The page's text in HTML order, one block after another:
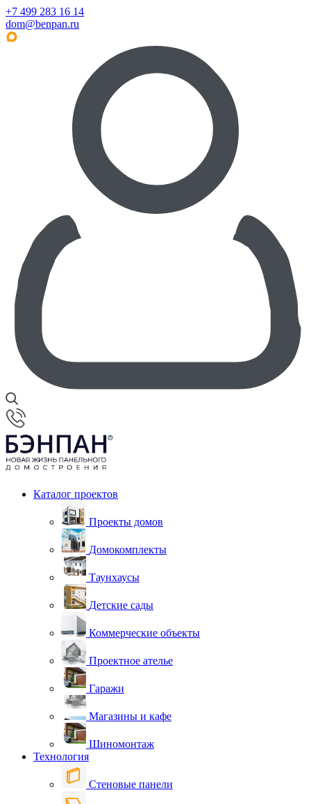
+7 499 283 16 14
dom@benpan.ru
Каталог проектов
Проекты домов
Домокомплекты
Таунхаусы
Детские сады
Коммерческие объекты
Проектное ателье
Гаражи
Магазины и кафе
Шиномонтаж
Технология
Стеновые панели